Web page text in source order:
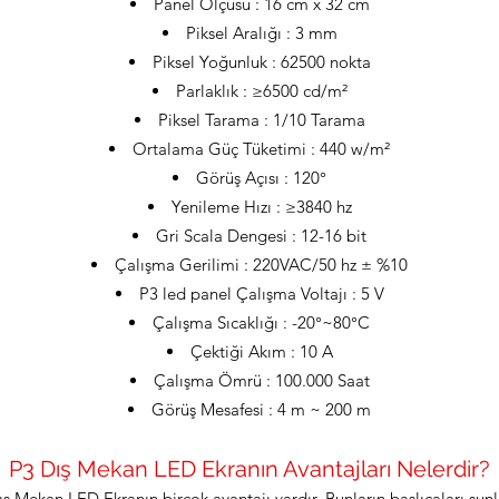
Piksel Aralığı : 3 mm
Piksel Yoğunluk : 62500 nokta
Parlaklık : ≥6500 cd/m²
Piksel Tarama : 1/10 Tarama
Ortalama Güç Tüketimi : 440 w/m²
Görüş Açısı : 120°
Yenileme Hızı : ≥3840 hz
Gri Scala Dengesi : 12-16 bit
Çalışma Gerilimi : 220VAC/50 hz ± %10
P3 led panel Çalışma Voltajı : 5 V
Çalışma Sıcaklığı : -20°~80°C
Çektiği Akım : 10 A
Çalışma Ömrü : 100.000 Saat
Görüş Mesafesi : 4 m ~ 200 m
P3 Dış Mekan LED Ekranın Avantajları Nelerdir?